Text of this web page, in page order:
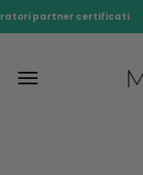
Vai al contenuto
partner certificati
Menù